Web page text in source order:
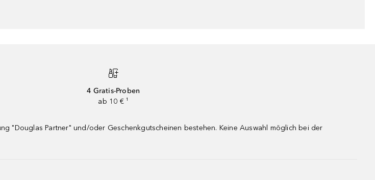
4 Gratis-Proben
ab 10 € ¹
"Douglas Partner" und/oder Geschenkgutscheinen bestehen. Keine Auswahl möglich bei der